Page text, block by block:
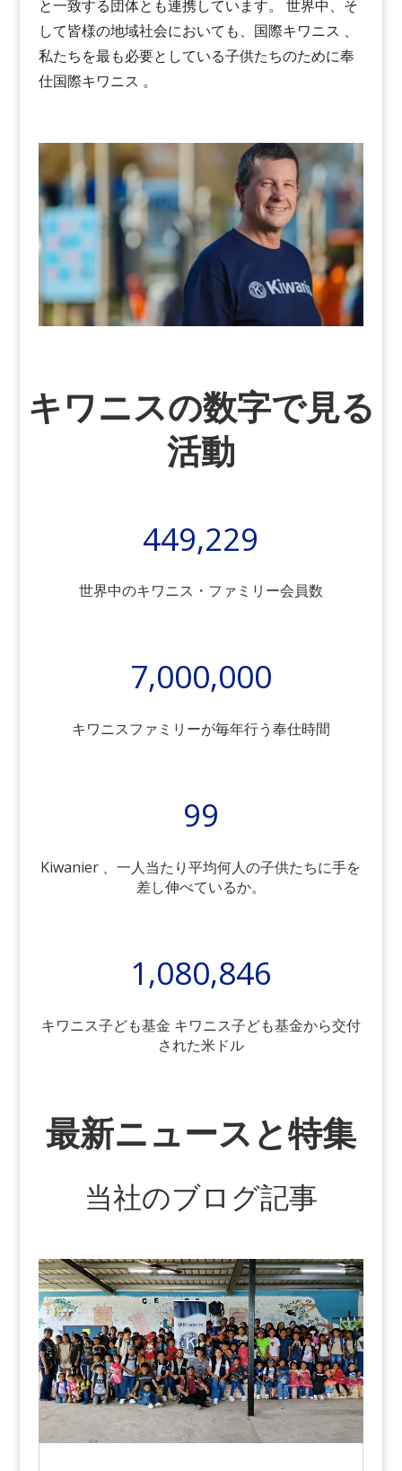
と一致する団体とも連携しています。 世界中、そ
して皆様の地域社会においても、国際キワニス 、
私たちを最も必要としている子供たちのために奉
仕国際キワニス 。
キワニスの数字で見る
活動
449,229
世界中のキワニス・ファミリー会員数
7,000,000
キワニスファミリーが毎年行う奉仕時間
99
Kiwanier 、一人当たり平均何人の子供たちに手を
差し伸べているか。
1,080,846
キワニス子ども基金 キワニス子ども基金から交付
された米ドル
最新ニュースと特集
当社のブログ記事